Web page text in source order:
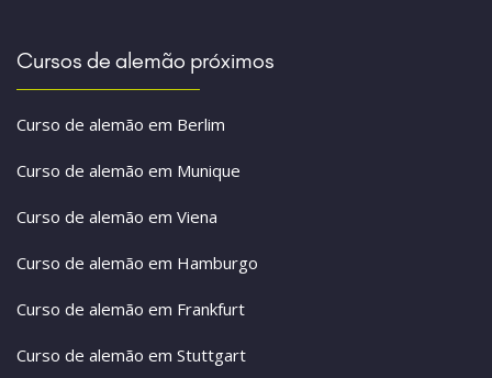
Cursos de alemão próximos
Curso de alemão em Berlim
Curso de alemão em Munique
Curso de alemão em Viena
Curso de alemão em Hamburgo
Curso de alemão em Frankfurt
Curso de alemão em Stuttgart